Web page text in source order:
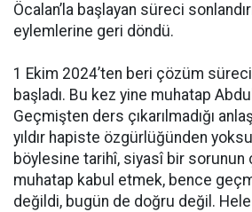
Öcalan’la başlayan süreci
eylemlerine geri döndü.
1 Ekim 2024’ten beri çözüm
başladı. Bu kez yine muhatap
Geçmişten ders çıkarılmadığı
yıldır hapiste özgürlüğünden
böylesine tarihî, siyasî bir sorunun
muhatap kabul etmek, bence
değildi, bugün de doğru değil.